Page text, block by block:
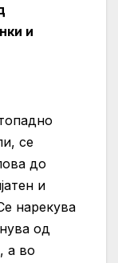
и
се
до
и
нарекува
од
а во